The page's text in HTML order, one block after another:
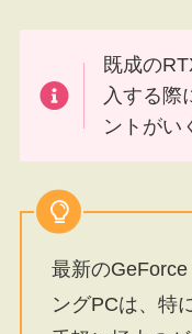
既成の
入する際
ントがい
最新のGeForce
ングPCは、特